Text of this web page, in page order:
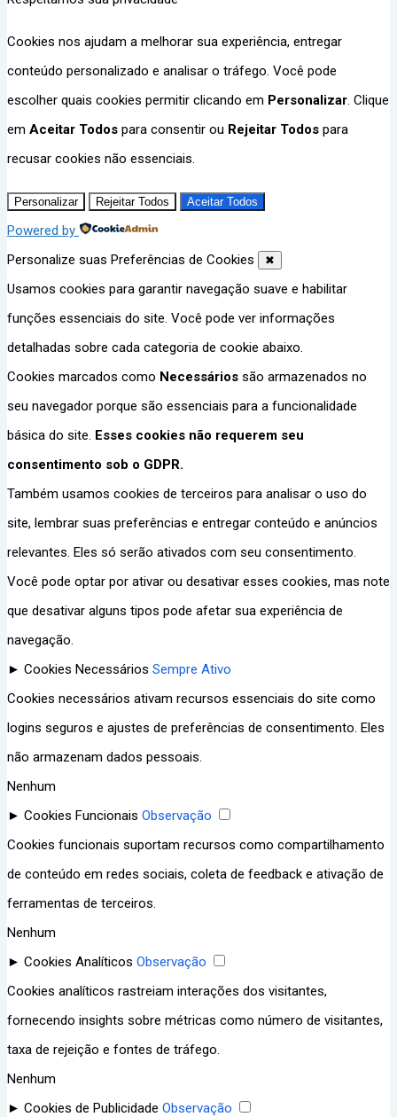
Cookies nos ajudam a melhorar sua experiência, entregar
conteúdo personalizado e analisar o tráfego. Você pode
escolher quais cookies permitir clicando em Personalizar . Clique
em Aceitar Todos para consentir ou Rejeitar Todos para
recusar cookies não essenciais.
Personalizar Rejeitar Todos Aceitar Todos
Powered by
Personalize suas Preferências de Cookies
✖
Usamos cookies para garantir navegação suave e habilitar
funções essenciais do site. Você pode ver informações
detalhadas sobre cada categoria de cookie abaixo.
Cookies marcados como Necessários são armazenados no
seu navegador porque são essenciais para a funcionalidade
básica do site. Esses cookies não requerem seu
consentimento sob o GDPR.
Também usamos cookies de terceiros para analisar o uso do
site, lembrar suas preferências e entregar conteúdo e anúncios
relevantes. Eles só serão ativados com seu consentimento.
Você pode optar por ativar ou desativar esses cookies, mas note
que desativar alguns tipos pode afetar sua experiência de
navegação.
► Cookies Necessários Sempre Ativo
Cookies necessários ativam recursos essenciais do site como
logins seguros e ajustes de preferências de consentimento. Eles
não armazenam dados pessoais.
Nenhum
► Cookies Funcionais Observação
Cookies funcionais suportam recursos como compartilhamento
de conteúdo em redes sociais, coleta de feedback e ativação de
ferramentas de terceiros.
Nenhum
► Cookies Analíticos Observação
Cookies analíticos rastreiam interações dos visitantes,
fornecendo insights sobre métricas como número de visitantes,
taxa de rejeição e fontes de tráfego.
Nenhum
► Cookies de Publicidade Observação